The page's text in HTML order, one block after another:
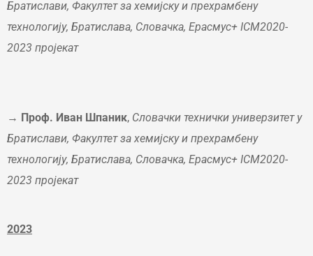
Братислави, Факултет за хемијску и прехрамбену
технологију, Братислава, Словачка, Ерасмус+ ICM2020-
2023 пројекат
→ Проф. Иван Шпаник, Словачки технички универзитет у
Братислави, Факултет за хемијску и прехрамбену
технологију, Братислава, Словачка, Ерасмус+ ICM2020-
2023 пројекат
2023